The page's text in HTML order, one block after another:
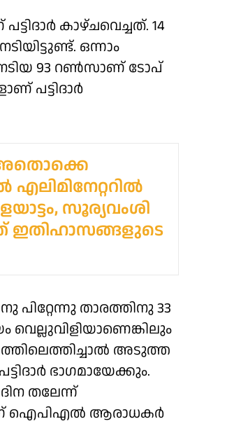
കാഴ്ചവെച്ചത്. 14
ഒന്നാം
93 റൺസാണ് ടോപ്
സൂര്യവംശി
ഇതിഹാസങ്ങളുടെ
പിറ്റേന്നു താരത്തിനു 33
വെല്ലുവിളിയാണെങ്കിലും
അടുത്ത
ഭാഗമായേക്കും.
തലേന്ന്
ഐപിഎൽ ആരാധകർ